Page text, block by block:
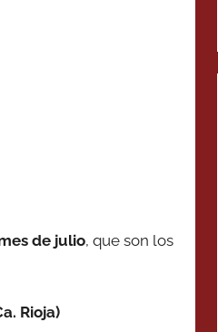
de julio, que son los
Rioja)